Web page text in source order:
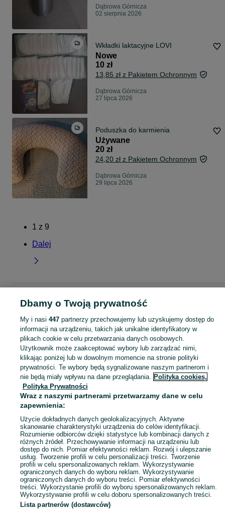
Dąbrowa Górnicza
02 sierpnia 2026
Wkładki laktacyjne LOVI
Nowe
10 zł
13,85 zł z Pakietem Ochronnym
Dąbrowa Górnicza
27 lipca 2026
Poduszka do karmienia
Używane
20 zł
24,20 zł z Pakietem Ochronnym
Dąbrowa Górnicza
29 lipca 2026
1 z 9
Dalej
Akcesoria do karmienia - Śląskie Akcesoria do karmienia - Dąbrowa
KATEGORIA
Podgrzewacze do butelek, sterylizatory, ekspresy do mleka i inne akcesoria do karmienia niemowląt. Sprawdź oferty na OLX.pl. Zobacz
Mapa kategorii
Mapa miejscowości
Mapa ministron
Popularne wyszukiwania
Dbamy o Twoją prywatność
My i nasi 447partnerzy przechowujemy lub uzyskujemy dostęp do
informacji na urządzeniu, takich jak unikalne identyfikatory w
plikach cookie w celu przetwarzania danych osobowych.
Użytkownik może zaakceptować wybory lub zarządzać nimi,
klikając poniżej lub w dowolnym momencie na stronie polityki
prywatności. Te wybory będą sygnalizowane naszym partnerom i
nie będą miały wpływu na dane przeglądania. Polityka cookies,
Polityka Prywatności
Wraz z naszymi partnerami przetwarzamy dane w celu
zapewnienia:
Użycie dokładnych danych geolokalizacyjnych. Aktywne
skanowanie charakterystyki urządzenia do celów identyfikacji.
Rozumienie odbiorców dzięki statystyce lub kombinacji danych z
różnych źródeł. Przechowywanie informacji na urządzeniu lub
dostęp do nich. Pomiar efektywności reklam. Rozwój i ulepszanie
usług. Tworzenie profili w celu personalizacji treści. Tworzenie
profili w celu spersonalizowanych reklam. Wykorzystywanie
ograniczonych danych do wyboru reklam. Wykorzystywanie
ograniczonych danych do wyboru treści. Pomiar efektywności
treści. Wykorzystanie profili do wyboru spersonalizowanych reklam.
Wykorzystywanie profili w celu doboru spersonalizowanych treści.
Lista partnerów (dostawców)